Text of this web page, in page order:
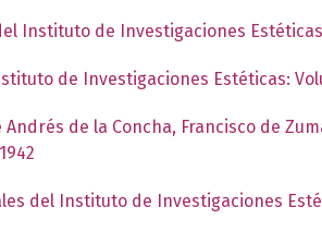
Instituto de Investigaciones
de Investigaciones Estéticas:
de la Concha, Francisco de
del Instituto de Investigaciones